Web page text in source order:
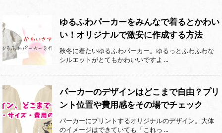
ゆるふわパーカーをみんなで着るとかわい
い！オリジナルで激安に作成する方法
秋冬に着たいゆるふわパーカー。ゆるっとふわふわな
シルエットがとてもかわいいですよ ...
パーカーのデザインはどこまで自由？プリ
ント位置や費用感をその場でチェック
パーカーにプリントするオリジナルのデザイン。大体
のイメージはできていても「これっ ...